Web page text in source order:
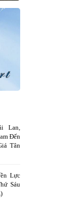
Lan,
Đến
Tân
Lực
Sáu